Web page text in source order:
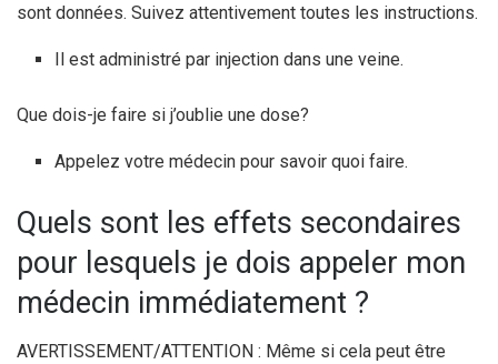
sont données. Suivez attentivement toutes les instructions.
Il est administré par injection dans une veine.
Que dois-je faire si j’oublie une dose?
Appelez votre médecin pour savoir quoi faire.
Quels sont les effets secondaires
pour lesquels je dois appeler mon
médecin immédiatement ?
AVERTISSEMENT/ATTENTION : Même si cela peut être